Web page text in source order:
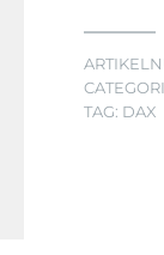
TAG: DAX